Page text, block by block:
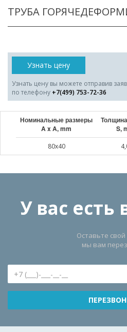
ТРУБА
Узнать цену
Узнать цену вы можете отправив
по телефону +7(499) 753-72-36
Номинальные размеры
A x A, mm
S,
80x40
У вас есть
Оставьте
мы вам